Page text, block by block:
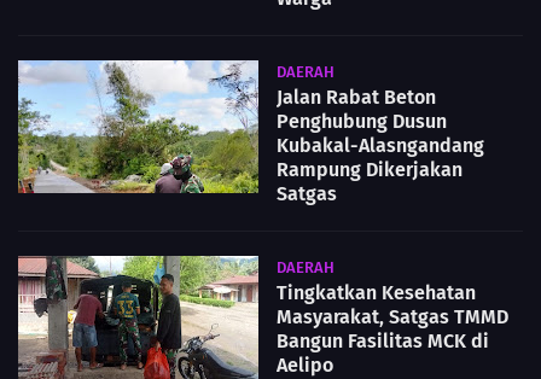
DAERAH
Jalan Rabat Beton
Penghubung Dusun
Kubakal-Alasngandang
Rampung Dikerjakan
Satgas
DAERAH
Tingkatkan Kesehatan
Masyarakat, Satgas TMMD
Bangun Fasilitas MCK di
Aelipo